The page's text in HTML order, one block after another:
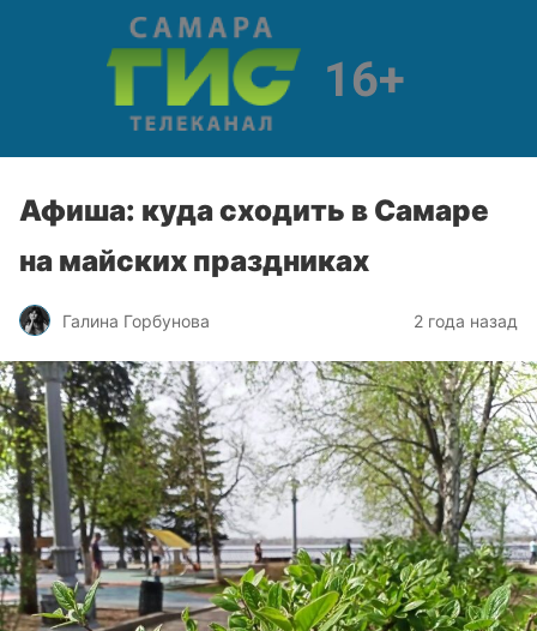
Афиша: куда сходить в Самаре
на майских праздниках
Галина Горбунова 2 года назад